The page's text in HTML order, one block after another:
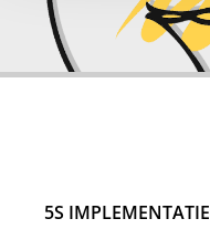
5S IMPLEMENTATIE